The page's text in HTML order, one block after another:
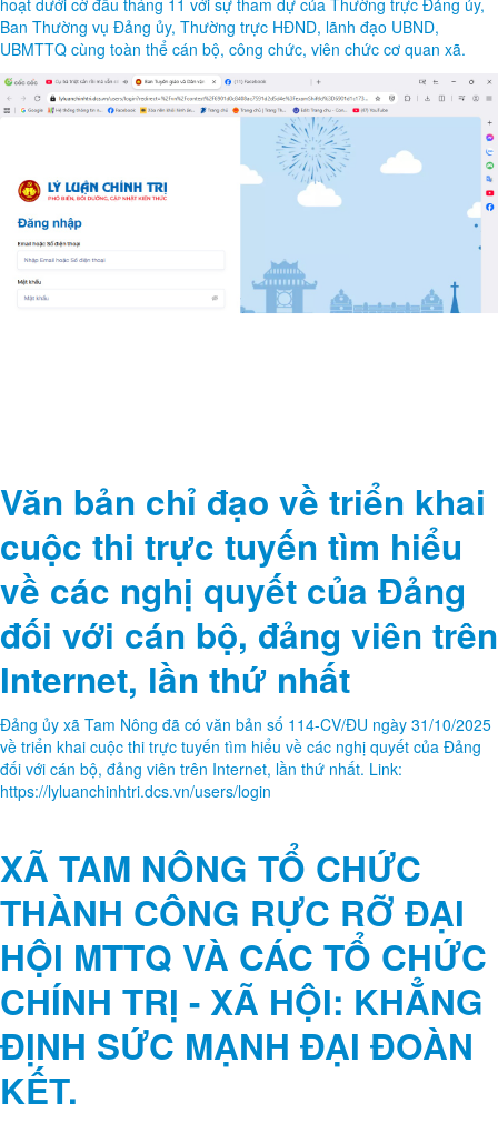
hoạt dưới cờ đầu tháng 11 với sự tham dự của Thường trực Đảng ủy,
Ban Thường vụ Đảng ủy, Thường trực HĐND, lãnh đạo UBND,
UBMTTQ cùng toàn thể cán bộ, công chức, viên chức cơ quan xã.
Văn bản chỉ đạo về triển khai
cuộc thi trực tuyến tìm hiểu
về các nghị quyết của Đảng
đối với cán bộ, đảng viên trên
Internet, lần thứ nhất
Đảng ủy xã Tam Nông đã có văn bản số 114-CV/ĐU ngày 31/10/2025
về triển khai cuộc thi trực tuyến tìm hiểu về các nghị quyết của Đảng
đối với cán bộ, đảng viên trên Internet, lần thứ nhất. Link:
https://lyluanchinhtri.dcs.vn/users/login
XÃ TAM NÔNG TỔ CHỨC
THÀNH CÔNG RỰC RỠ ĐẠI
HỘI MTTQ VÀ CÁC TỔ CHỨC
CHÍNH TRỊ - XÃ HỘI: KHẲNG
ĐỊNH SỨC MẠNH ĐẠI ĐOÀN
KẾT.